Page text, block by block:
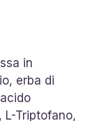
in
erba di
L-Triptofano,